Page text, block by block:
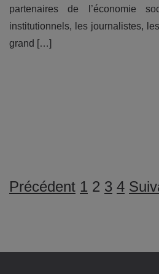
partenaires de l’économie
institutionnels, les journalistes,
grand […]
DES
Précédent 1 2 3 4